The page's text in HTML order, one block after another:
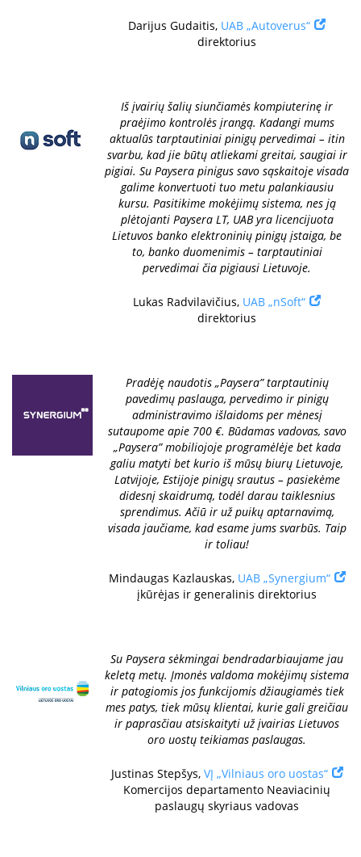
Darijus Gudaitis, UAB „Autoverus“
direktorius
Iš įvairių šalių siunčiamės kompiuterinę ir
praėjimo kontrolės įrangą. Kadangi mums
aktualūs tarptautiniai pinigų pervedimai – itin
svarbu, kad jie būtų atliekami greitai, saugiai ir
pigiai. Su Paysera pinigus savo sąskaitoje visada
galime konvertuoti tuo metu palankiausiu
kursu. Pasitikime mokėjimų sistema, nes ją
plėtojanti Paysera LT, UAB yra licencijuota
Lietuvos banko elektroninių pinigų įstaiga, be
to, banko duomenimis – tarptautiniai
pervedimai čia pigiausi Lietuvoje.
Lukas Radvilavičius, UAB „nSoft“
direktorius
Pradėję naudotis „Paysera” tarptautinių
pavedimų paslauga, pervedimo ir pinigų
administravimo išlaidoms per mėnesį
sutaupome apie 700 €. Būdamas vadovas, savo
„Paysera” mobiliojoje programėlėje bet kada
galiu matyti bet kurio iš mūsų biurų Lietuvoje,
Latvijoje, Estijoje pinigų srautus – pasiekėme
didesnį skaidrumą, todėl darau taiklesnius
sprendimus. Ačiū ir už puikų aptarnavimą,
visada jaučiame, kad esame jums svarbūs. Taip
ir toliau!
Mindaugas Kazlauskas, UAB „Synergium“
įkūrėjas ir generalinis direktorius
Su Paysera sėkmingai bendradarbiaujame jau
keletą metų. Įmonės valdoma mokėjimų sistema
ir patogiomis jos funkcijomis džiaugiamės tiek
mes patys, tiek mūsų klientai, kurie gali greičiau
ir paprasčiau atsiskaityti už įvairias Lietuvos
oro uostų teikiamas paslaugas.
Justinas Stepšys, VĮ „Vilniaus oro uostas“
Komercijos departamento Neaviacinių
paslaugų skyriaus vadovas